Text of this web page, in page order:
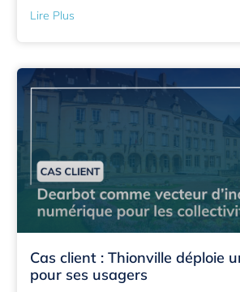
Lire Plus
Cas client : Thionville déploie
pour ses usagers